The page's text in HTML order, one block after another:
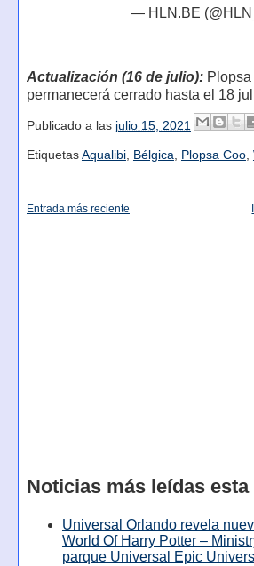
— HLN.BE
Actualización (16 de julio):Plopsa
permanecerá cerrado hasta el 18
Publicado a las julio 15, 2021
Etiquetas Aqualibi, Bélgica Plopsa Coo,
Entrada más reciente
Noticias más leídas esta
Universal Orlando revela
World Of Harry Potter –
parque Universal Epic